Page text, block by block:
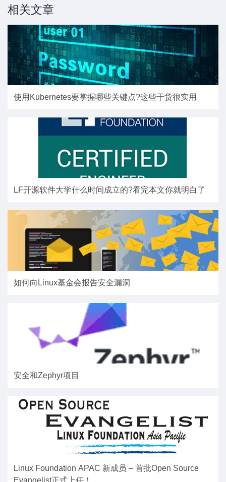
相关文章
使用Kubernetes要掌握哪些关键点?这些干货很实用
LF开源软件大学什么时间成立的?看完本文你就明白了
如何向Linux基金会报告安全漏洞
安全和Zephyr项目
Linux Foundation APAC 新成员 – 首批Open Source
Evangelist正式上任！